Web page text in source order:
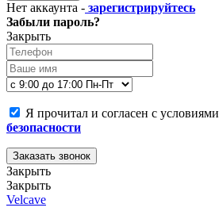
Нет аккаунта - зарегистрируйтесь
Забыли пароль?
Закрыть
Я прочитал и согласен с условиями
безопасности
Заказать звонок
Закрыть
Закрыть
Velcave